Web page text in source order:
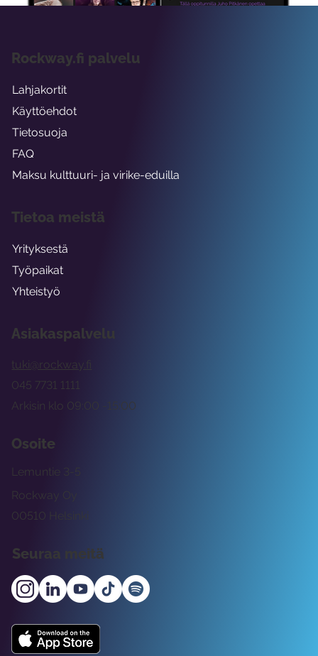
Asiakaspalvelu
tuki@rockway.fi
Arkisin klo 09:00 -15:00
045 7731 1111
Osoite
Rockway Oy
Lemuntie 3-5
00510 Helsinki
Seuraa meitä
Rockway.fi palvelu
Lahjakortit
Käyttöehdot
Tietosuoja
FAQ
Maksu kulttuuri- ja virike-eduilla
Tietoa meistä
Yrityksestä
Työpaikat
Yhteistyö